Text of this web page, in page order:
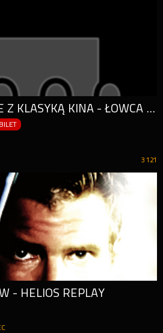
LATO’26\. WAKACJE Z KLASYKĄ KINA - ŁOWCA ANDROIDÓW
3 121
- HELIOS REPLAY